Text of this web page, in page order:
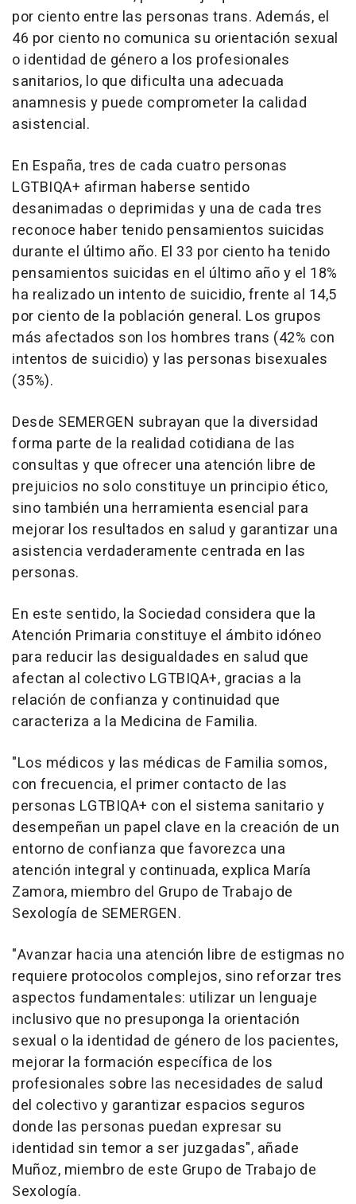
por ciento entre las personas trans. Además, el
46 por ciento no comunica su orientación sexual
o identidad de género a los profesionales
sanitarios, lo que dificulta una adecuada
anamnesis y puede comprometer la calidad
asistencial.
En España, tres de cada cuatro personas
LGTBIQA+ afirman haberse sentido
desanimadas o deprimidas y una de cada tres
reconoce haber tenido pensamientos suicidas
durante el último año. El 33 por ciento ha tenido
pensamientos suicidas en el último año y el 18%
ha realizado un intento de suicidio, frente al 14,5
por ciento de la población general. Los grupos
más afectados son los hombres trans (42% con
intentos de suicidio) y las personas bisexuales
(35%).
Desde SEMERGEN subrayan que la diversidad
forma parte de la realidad cotidiana de las
consultas y que ofrecer una atención libre de
prejuicios no solo constituye un principio ético,
sino también una herramienta esencial para
mejorar los resultados en salud y garantizar una
asistencia verdaderamente centrada en las
personas.
En este sentido, la Sociedad considera que la
Atención Primaria constituye el ámbito idóneo
para reducir las desigualdades en salud que
afectan al colectivo LGTBIQA+, gracias a la
relación de confianza y continuidad que
caracteriza a la Medicina de Familia.
"Los médicos y las médicas de Familia somos,
con frecuencia, el primer contacto de las
personas LGTBIQA+ con el sistema sanitario y
desempeñan un papel clave en la creación de un
entorno de confianza que favorezca una
atención integral y continuada, explica María
Zamora, miembro del Grupo de Trabajo de
Sexología de SEMERGEN.
"Avanzar hacia una atención libre de estigmas no
requiere protocolos complejos, sino reforzar tres
aspectos fundamentales: utilizar un lenguaje
inclusivo que no presuponga la orientación
sexual o la identidad de género de los pacientes,
mejorar la formación específica de los
profesionales sobre las necesidades de salud
del colectivo y garantizar espacios seguros
donde las personas puedan expresar su
identidad sin temor a ser juzgadas", añade
Muñoz, miembro de este Grupo de Trabajo de
Sexología.